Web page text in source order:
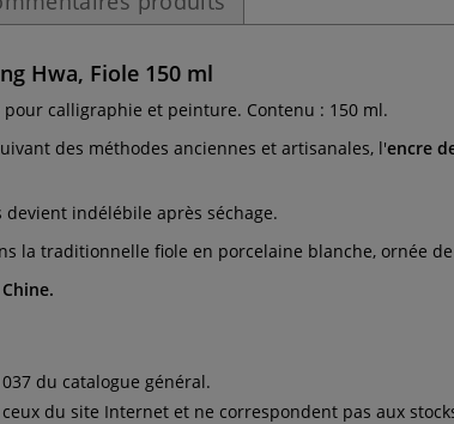
Hwa, Fiole 150 ml
calligraphie et peinture. Contenu : 150 ml.
des méthodes anciennes et artisanales, l'encre
devient indélébile après séchage.
la traditionnelle fiole en porcelaine blanche, ornée
du catalogue général.
du site Internet et ne correspondent pas aux